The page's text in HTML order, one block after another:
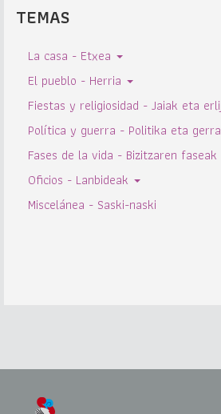
TEMAS
La casa - Etxea
El pueblo - Herria
Fiestas y religiosidad - Jaiak eta
Política y guerra - Politika eta gerra
Fases de la vida - Bizitzaren faseak
Oficios - Lanbideak
Miscelánea - Saski-naski